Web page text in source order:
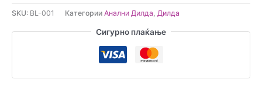
со
текстура
количина
SKU: BL-001 Категории Анални Дилда Дилда
Сигурно плаќање